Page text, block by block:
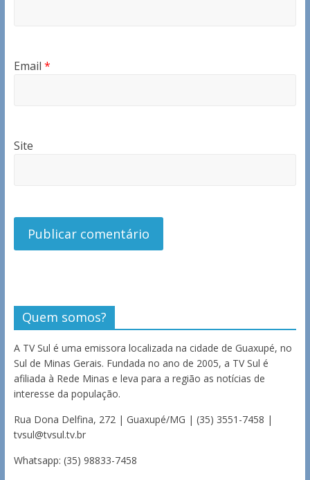
Email *
Site
Quem somos?
A TV Sul é uma emissora localizada na cidade de Guaxupé, no
Sul de Minas Gerais. Fundada no ano de 2005, a TV Sul é
afiliada à Rede Minas e leva para a região as notícias de
interesse da população.
Rua Dona Delfina, 272 | Guaxupé/MG | (35) 3551-7458 |
tvsul@tvsul.tv.br
Whatsapp: (35) 98833-7458